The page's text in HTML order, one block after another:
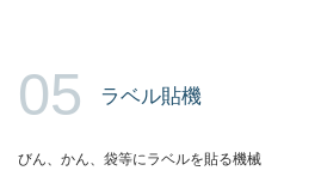
05 ラベル貼機
びん、かん、袋等にラベルを貼る機械